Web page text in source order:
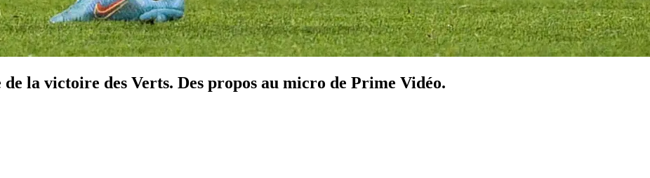
la victoire des Verts. Des propos au micro de Prime Vidéo.